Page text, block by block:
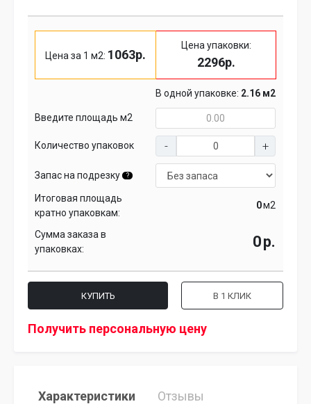
Цена за 1 м2: 1063р.
Цена упаковки:
2296р.
В одной упаковке: 2.16 м2
Введите площадь м2
Количество упаковок
Запас на подрезку ?
Итоговая площадь
кратно упаковкам:
м2
Сумма заказа в
упаковках:
р.
КУПИТЬ В 1 КЛИК
Получить персональную цену
Характеристики Отзывы